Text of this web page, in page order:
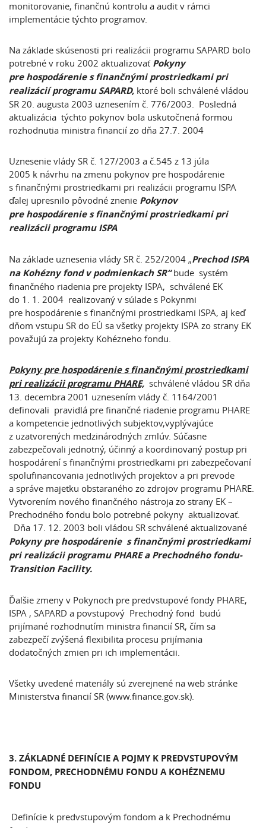
monitorovanie, finančnú kontrolu a audit v rámci
implementácie týchto programov.
Na základe skúsenosti pri realizácii programu SAPARD bolo
potrebné v roku 2002 aktualizovaťPokyny
pre hospodárenie s finančnými prostriedkami pri
realizácií programu SAPARD, ktoré boli schválené vládou
SR 20. augusta 2003 uznesením č. 776/2003. Posledná
aktualizácia týchto pokynov bola uskutočnená formou
rozhodnutia ministra financií zo dňa 27.7. 2004
Uznesenie vlády SR č. 127/2003 a č.545 z 13 júla
2005 k návrhu na zmenu pokynov pre hospodárenie
s finančnými prostriedkami pri realizácii programu ISPA
ďalej upresnilo pôvodné znenie Pokynov
pre hospodárenie s finančnými prostriedkami pri
realizácii programu ISPA
Na základe uznesenia vlády SR č. 252/2004 „Prechod ISPA
na Kohézny fond v podmienkach SR“bude systém
finančného riadenia pre projekty ISPA, schválené EK
do 1. 1. 2004 realizovaný v súlade s Pokynmi
pre hospodárenie s finančnými prostriedkami ISPA, aj keď
dňom vstupu SR do EÚ sa všetky projekty ISPA zo strany EK
považujú za projekty Kohézneho fondu.
Pokyny pre hospodárenie s finančnými prostriedkami
pri realizácii programu PHARE, schválené vládou SR dňa
13. decembra 2001 uznesením vlády č. 1164/2001
definovali pravidlá pre finančné riadenie programu PHARE
a kompetencie jednotlivých subjektov,vyplývajúce
z uzatvorených medzinárodných zmlúv. Súčasne
zabezpečovali jednotný, účinný a koordinovaný postup pri
hospodárení s finančnými prostriedkami pri zabezpečovaní
spolufinancovania jednotlivých projektov a pri prevode
a správe majetku obstaraného zo zdrojov programu PHARE.
Vytvorením nového finančného nástroja zo strany EK –
Prechodného fondu bolo potrebné pokyny aktualizovať.
Dňa 17. 12. 2003 boli vládou SR schválené aktualizované
Pokyny pre hospodárenie s finančnými prostriedkami
pri realizácii programu PHARE a Prechodného fondu-
Transition Facility.
Ďalšie zmeny v Pokynoch pre predvstupové fondy PHARE,
ISPA , SAPARD a povstupový Prechodný fond budú
prijímané rozhodnutím ministra financií SR, čím sa
zabezpečí zvýšená flexibilita procesu prijímania
dodatočných zmien pri ich implementácii.
Všetky uvedené materiály sú zverejnené na web stránke
Ministerstva financií SR (www.finance.gov.sk).
3. ZÁKLADNÉ DEFINÍCIE A POJMY K PREDVSTUPOVÝM
FONDOM, PRECHODNÉMU FONDU A KOHÉZNEMU
FONDU
Definície k predvstupovým fondom a k Prechodnému